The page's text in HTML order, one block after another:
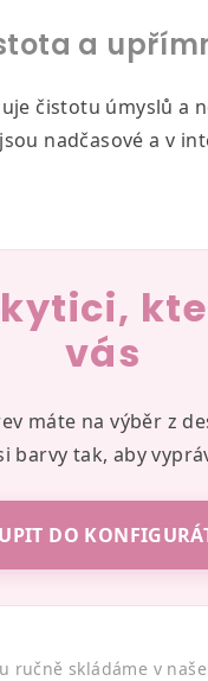
a
čistotu úmyslů a
nadčasové a v
vás
máte na výběr z
barvy tak, aby
DO
ručně skládáme v